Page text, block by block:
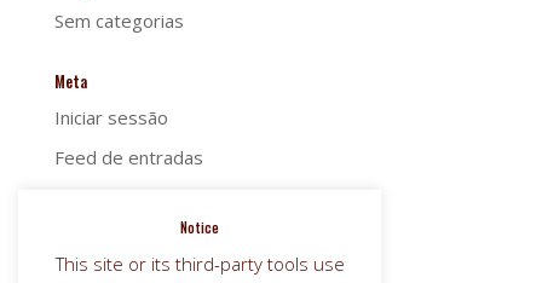
Sem categorias
Meta
Iniciar sessão
Feed de entradas
WordPress.orgNotice
This site or its third-party tools use